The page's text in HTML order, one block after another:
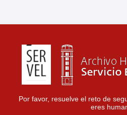
Por favor, resuelve el reto de
eres